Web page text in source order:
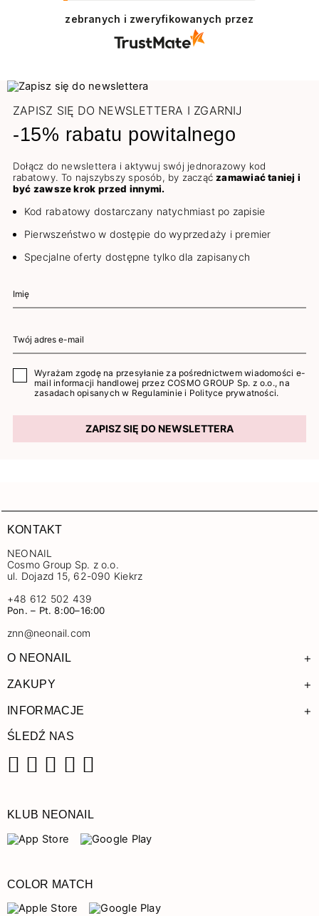
zebranych i zweryfikowanych przez
ZAPISZ SIĘ DO NEWSLETTERA I ZGARNIJ
-15% rabatu powitalnego
Dołącz do newslettera i aktywuj swój jednorazowy kod
rabatowy. To najszybszy sposób, by zacząćzamawiać taniej i
być zawsze krok przed innymi.
Kod rabatowy dostarczany natychmiast po zapisie
Pierwszeństwo w dostępie do wyprzedaży i premier
Specjalne oferty dostępne tylko dla zapisanych
Wyrażam zgodę na przesyłanie za pośrednictwem wiadomości e-
mail informacji handlowej przez COSMO GROUP Sp. z o.o., na
zasadach opisanych w Regulaminie i Polityce prywatności.
ZAPISZ SIĘ DO NEWSLETTERA
KONTAKT
NEONAIL
Cosmo Group Sp. z o.o.
ul. Dojazd 15, 62-090 Kiekrz
+48 612 502 439
Pon. – Pt. 8:00–16:00
znn@neonail.com
O NEONAIL +
ZAKUPY +
INFORMACJE +
ŚLEDŹ NAS
KLUB NEONAIL
COLOR MATCH